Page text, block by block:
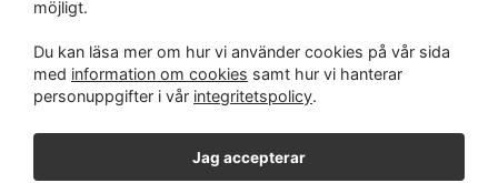
INTEGRITET
Integritetspolicy
möjligt.
Du kan läsa mer om hur vi använder cookies på vår sida
med information om cookies samt hur vi hanterar
personuppgifter i vår integritetspolicy.
Jag accepterar